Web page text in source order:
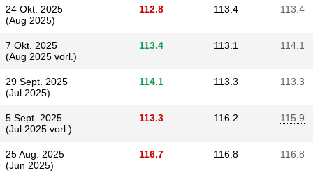
24 Okt. 2025
(Aug 2025)
112.8 113.4 113.4
7 Okt. 2025
(Aug 2025 vorl.)
113.4 113.1 114.1
29 Sept. 2025
(Jul 2025)
114.1 113.3 113.3
5 Sept. 2025
(Jul 2025 vorl.)
113.3 116.2 115.9
25 Aug. 2025
(Jun 2025)
116.7 116.8 116.8